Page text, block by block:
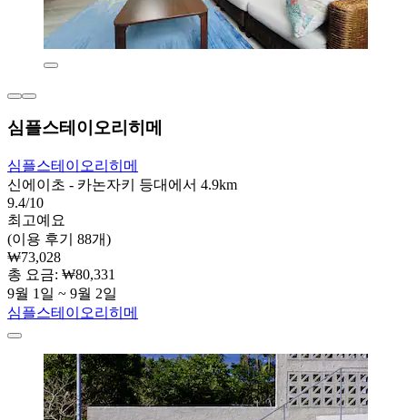
심플스테이오리히메
심플스테이오리히메
신에이초 - 카논자키 등대에서 4.9km
9.4/10
최고예요
(이용 후기 88개)
₩73,028
총 요금: ₩80,331
9월 1일 ~ 9월 2일
심플스테이오리히메